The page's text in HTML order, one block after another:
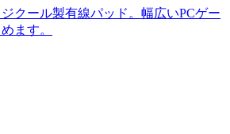
クール製有線パッド。幅広いPCゲー
ます。